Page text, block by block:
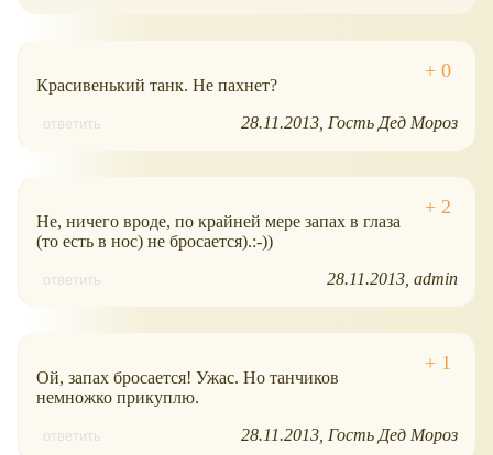
Красивенький танк. Не пахнет?
ответить 28.11.2013 Гость Дед Мороз
Не, ничего вроде, по крайней мере запах в глаза
(то есть в нос) не бросается).:-))
ответить 28.11.2013 admin
Ой, запах бросается! Ужас. Но танчиков
немножко прикуплю.
ответить 28.11.2013 Гость Дед Мороз